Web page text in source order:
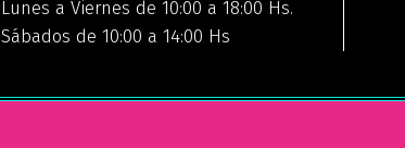
Lunes a Viernes de 10:00 a 18:00 Hs.
Sábados de 10:00 a 14:00 Hs